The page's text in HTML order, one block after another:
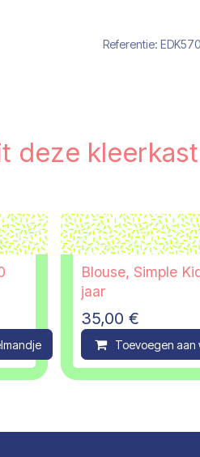
Referentie: EDK570
deze
Compare
Blouse, Simple
jaar
35,00 €
Toevoegen aan